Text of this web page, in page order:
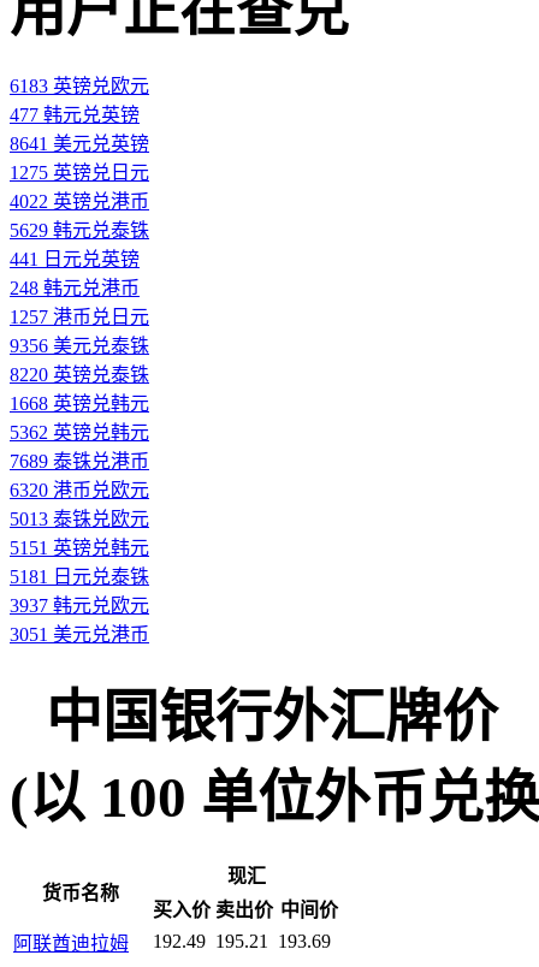
6183 英镑兑欧元
477 韩元兑英镑
8641 美元兑英镑
1275 英镑兑日元
4022 英镑兑港币
5629 韩元兑泰铢
441 日元兑英镑
248 韩元兑港币
1257 港币兑日元
9356 美元兑泰铢
8220 英镑兑泰铢
1668 英镑兑韩元
5362 英镑兑韩元
7689 泰铢兑港币
6320 港币兑欧元
5013 泰铢兑欧元
5151 英镑兑韩元
5181 日元兑泰铢
3937 韩元兑欧元
3051 美元兑港币
中国银行外汇牌价
(以 100 单位外币兑
货币名称
现汇
买入价 卖出价 中间价
阿联酋迪拉姆
192.49 195.21
193.69